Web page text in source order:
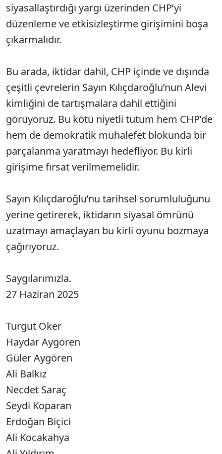
siyasallaştırdığı yargı üzerinden CHP’yi
düzenleme ve etkisizleştirme girişimini boşa
çıkarmalıdır.
Bu arada, iktidar dahil, CHP içinde ve dışında
çeşitli çevrelerin Sayın Kılıçdaroğlu’nun Alevi
kimliğini de tartışmalara dahil ettiğini
görüyoruz. Bu kötü niyetli tutum hem CHP’de
hem de demokratik muhalefet blokunda bir
parçalanma yaratmayı hedefliyor. Bu kirli
girişime fırsat verilmemelidir.
Sayın Kılıçdaroğlu’nu tarihsel sorumluluğunu
yerine getirerek, iktidarın siyasal ömrünü
uzatmayı amaçlayan bu kirli oyunu bozmaya
çağırıyoruz.
Saygılarımızla.
27 Haziran 2025
Turgut Öker
Haydar Aygören
Güler Aygören
Ali Balkız
Necdet Saraç
Seydi Koparan
Erdoğan Biçici
Ali Kocakahya